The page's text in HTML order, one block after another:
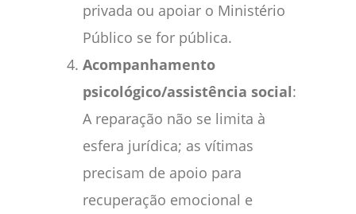
privada ou apoiar o Ministério
Público se for pública.
Acompanhamento
psicológico/assistência social:
A reparação não se limita à
esfera jurídica; as vítimas
precisam de apoio para
recuperação emocional e